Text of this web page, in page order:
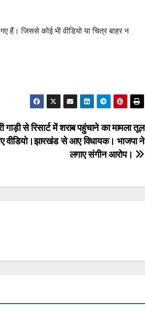
हैं। जिससे कोई भी वीडियो या चित्र बाहर न
गाड़ी से रिसार्ट में शराब पहुंचाने का मामला तूल
वीडियो।झारखंड से आए विधायक। भाजपा ने
लगाए संगीन आरोप।